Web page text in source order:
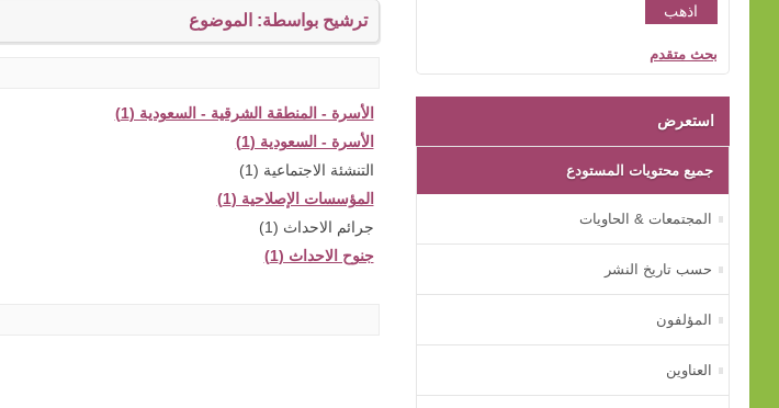
ترشيح بواسطة: الموضوع
الأسرة - المنطقة الشرقية - السعودية (1)
الأسرة - السعودية (1)
التنشئة الاجتماعية (1)
المؤسسات الإصلاحية (1)
جرائم الاحداث (1)
جنوح الاحداث (1)
بحث متقدم
استعرض
جميع محتويات المستودع
المجتمعات & الحاويات
حسب تاريخ النشر
المؤلفون
العناوين